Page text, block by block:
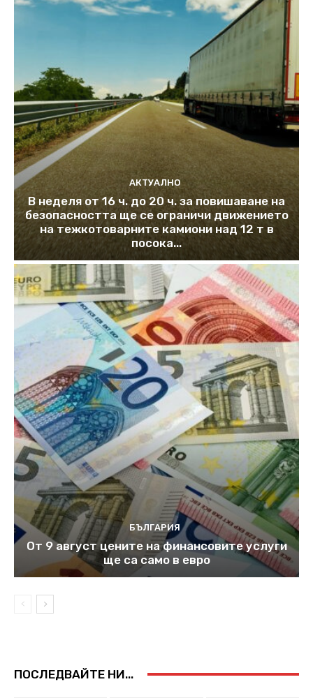
АКТУАЛНО
В неделя от 16 ч. до 20 ч. за повишаване на
безопасността ще се ограничи движението
на тежкотоварните камиони над 12 т в
посока...
БЪЛГАРИЯ
От 9 август цените на финансовите услуги
ще са само в евро
ПОСЛЕДВАЙТЕ НИ...